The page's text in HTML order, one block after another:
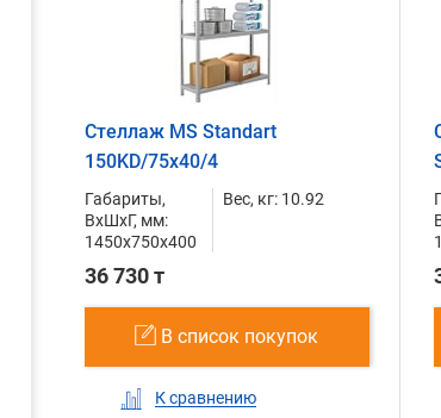
Стеллаж MS Standart
150KD/75x40/4
Габариты,
ВxШxГ, мм:
1450x750x400
Вес, кг: 10.92
36 730 т
В список покупок
К сравнению